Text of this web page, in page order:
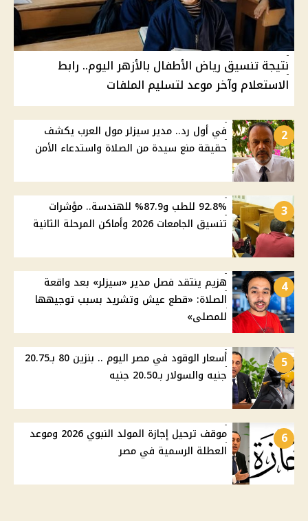
نتيجة تنسيق رياض الأطفال بالأزهر اليوم.. رابط
الاستعلام وآخر موعد لتسليم الملفات
2
في أول رد.. مدير سيزلر مول العرب يكشف
حقيقة منع سيدة من الصلاة واستدعاء الأمن
3
92.8% للطب و87.9% للهندسة.. مؤشرات
تنسيق الجامعات 2026 وأماكن المرحلة الثانية
4
هزيم ينتقد فصل مدير «سيزلر» بعد واقعة
الصلاة: «قطع عيش وتشريد بسبب توجيهها
للمصلى»
5
أسعار الوقود في مصر اليوم .. بنزين 80 بـ20.75
جنيه والسولار بـ20.50 جنيه
6
موقف ترحيل إجازة المولد النبوي 2026 وموعد
العطلة الرسمية في مصر